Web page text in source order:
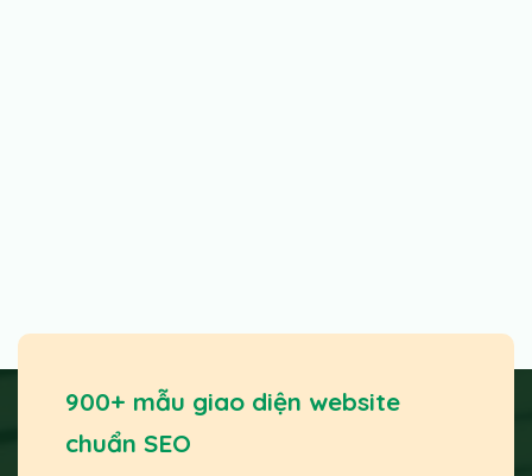
900+ mẫu giao diện website
chuẩn SEO